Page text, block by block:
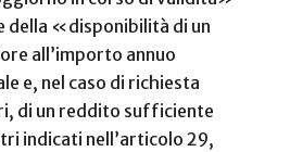
della «disponibilità di un
all’importo annuo
e, nel caso di richiesta
di un reddito sufficiente
indicati nell’articolo 29,